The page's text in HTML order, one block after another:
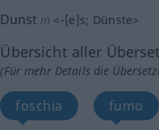
Dunst m <-[e]s; Dünste>
Übersicht aller
(Für mehr Details die
foschia fumo